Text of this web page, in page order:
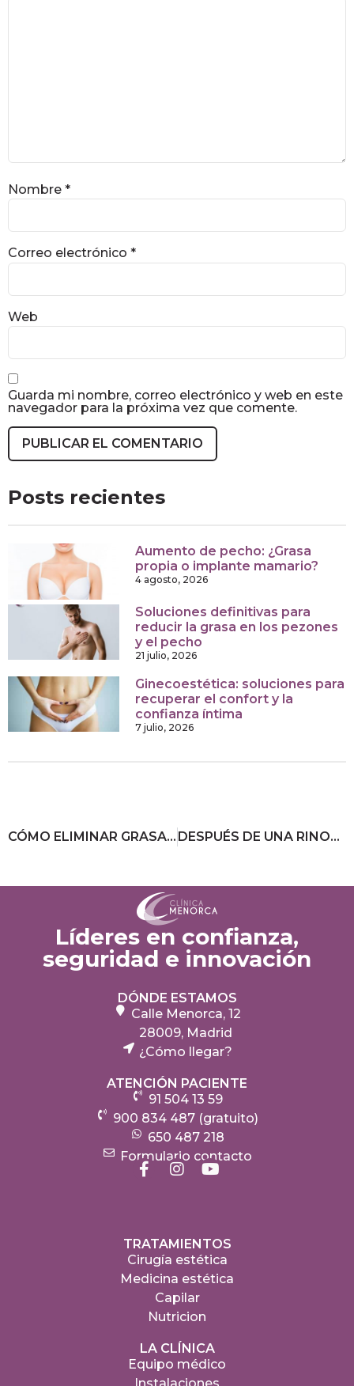
Nombre *
Correo electrónico *
Web
Guarda mi nombre, correo electrónico y web en este
navegador para la próxima vez que comente.
Posts recientes
Aumento de pecho: ¿Grasa
propia o implante mamario?
4 agosto, 2026
Soluciones definitivas para
reducir la grasa en los pezones
y el pecho
21 julio, 2026
Ginecoestética: soluciones para
recuperar el confort y la
confianza íntima
7 julio, 2026
CÓMO ELIMINAR GRASA DEL PUBIS, LA LIPO MÁS ÍNTIMA DESPUÉS DE UNA RINOPLASTIA, ¿CUÁNDO PUEDO VOLVER A HACER EJERCICIO?
Líderes en confianza,
seguridad e innovación
DÓNDE ESTAMOS
Calle Menorca, 12
28009, Madrid
¿Cómo llegar?
ATENCIÓN PACIENTE
91 504 13 59
900 834 487 (gratuito)
650 487 218
Formulario contacto
TRATAMIENTOS
Cirugía estética
Medicina estética
Capilar
Nutricion
LA CLÍNICA
Equipo médico
Instalaciones